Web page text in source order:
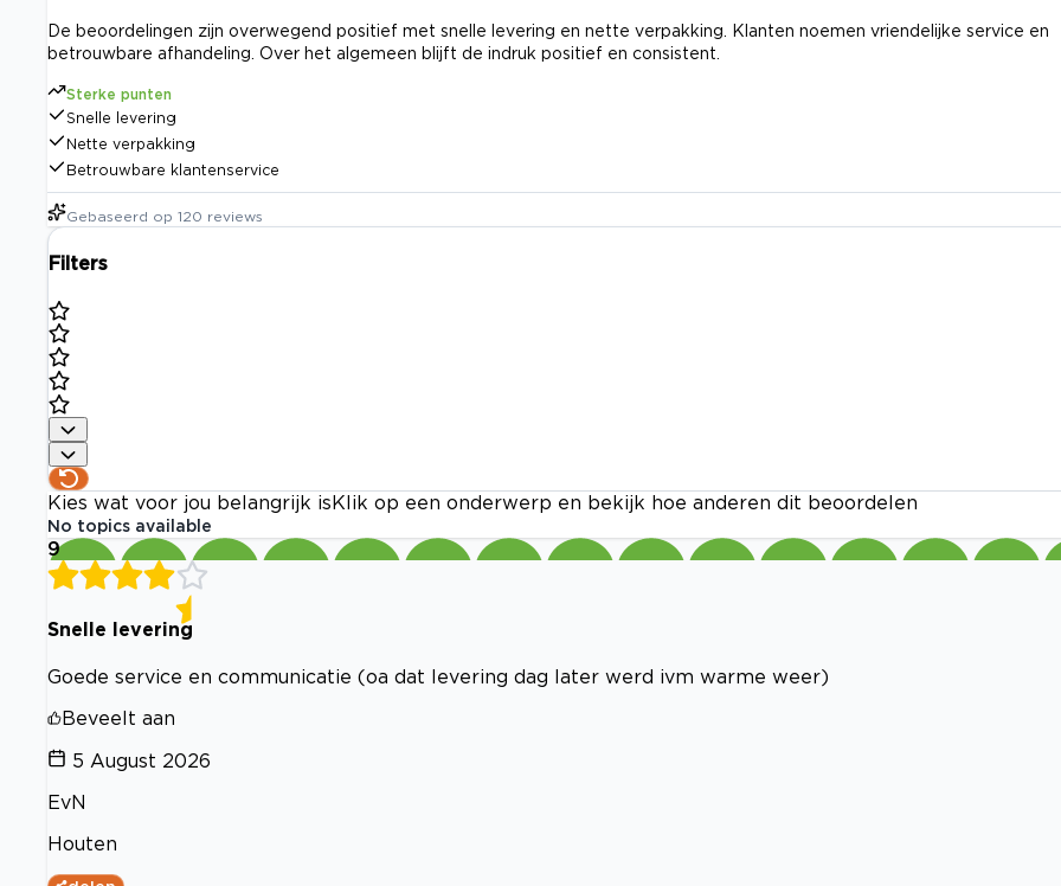
De beoordelingen zijn overwegend positief met snelle levering en nette verpakking. Klanten noemen vriendelijke service en
betrouwbare afhandeling. Over het algemeen blijft de indruk positief en consistent.
Sterke punten
Snelle levering
Nette verpakking
Betrouwbare klantenservice
Gebaseerd op 120 reviews
Filters
Kies wat voor jou belangrijk is Klik op een onderwerp en bekijk hoe anderen dit beoordelen
No topics available
9
Snelle levering
Goede service en communicatie (oa dat levering dag later werd ivm warme weer)
Beveelt aan
5 August 2026
EvN
Houten